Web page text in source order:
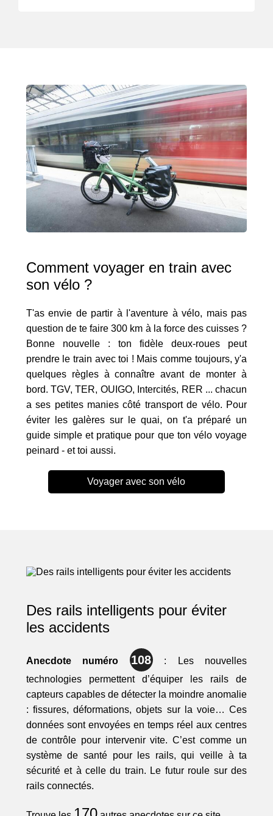
Comment voyager en train avec
son vélo ?
T'as envie de partir à l'aventure à vélo, mais pas
question de te faire 300 km à la force des cuisses ?
Bonne nouvelle : ton fidèle deux-roues peut
prendre le train avec toi ! Mais comme toujours, y'a
quelques règles à connaître avant de monter à
bord. TGV, TER, OUIGO, Intercités, RER ... chacun
a ses petites manies côté transport de vélo. Pour
éviter les galères sur le quai, on t'a préparé un
guide simple et pratique pour que ton vélo voyage
peinard - et toi aussi.
Voyager avec son vélo
Des rails intelligents pour éviter
les accidents
Anecdote numéro 108: Les nouvelles
technologies permettent d’équiper les rails de
capteurs capables de détecter la moindre anomalie
: fissures, déformations, objets sur la voie… Ces
données sont envoyées en temps réel aux centres
de contrôle pour intervenir vite. C’est comme un
système de santé pour les rails, qui veille à ta
sécurité et à celle du train. Le futur roule sur des
rails connectés.